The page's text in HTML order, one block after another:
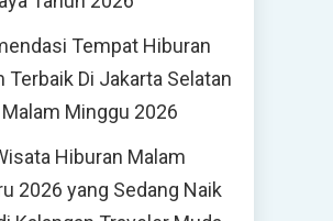
Tempat Hiburan
Terbaik Di Jakarta Selatan
Minggu 2026
Hiburan Malam
2026 yang Sedang Naik